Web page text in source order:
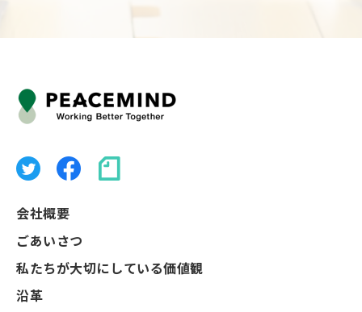
会社概要
ごあいさつ
私たちが大切にしている価値観
沿革